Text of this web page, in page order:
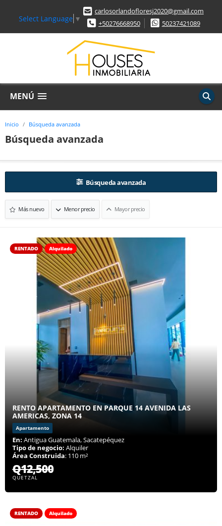
Select Language ▼
carlosorlandofloresj2020@gmail.com
+50276668950
50237421089
MENÚ
Inicio Búsqueda avanzada
Búsqueda avanzada
Búsqueda avanzada
Más nuevo Menor precio Mayor precio
RENTADO Alquilado
RENTO APARTAMENTO EN PARQUE 14 AVENIDA LAS
AMERICAS, ZONA 14
Apartamento
En: Antigua Guatemala, Sacatepéquez
Tipo de negocio: Alquiler
Área Construida: 110 m²
Q12,500
QUETZAL
RENTADO Alquilado